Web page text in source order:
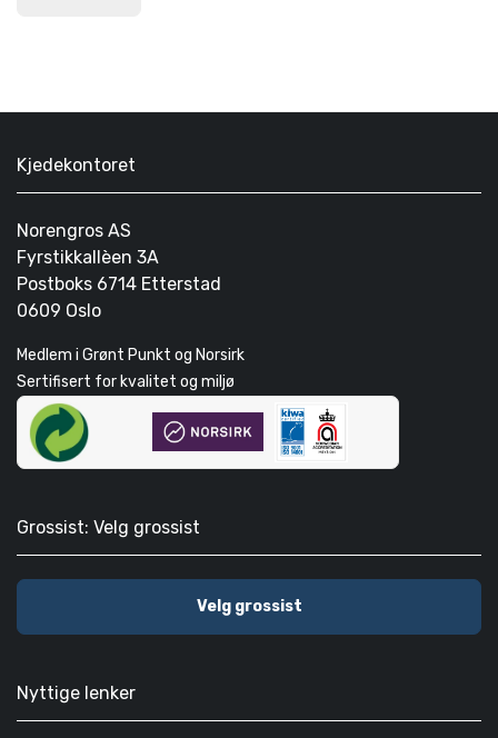
Kjedekontoret
Norengros AS
Fyrstikkallèen 3A
Postboks 6714 Etterstad
0609 Oslo
Medlem i Grønt Punkt og Norsirk
Sertifisert for kvalitet og miljø
Grossist: Velg grossist
Velg grossist
Nyttige lenker